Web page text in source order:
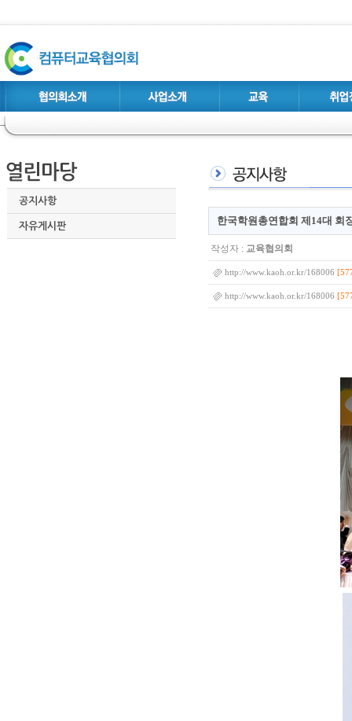
공지사항
자유게시판 한국학원총연합회 제14대 회
작성자 : 교육협의회
http://www.kaoh.or.kr/168006
http://www.kaoh.or.kr/168006